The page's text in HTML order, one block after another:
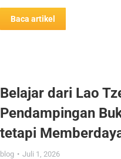
Baca artikel
Belajar dari Lao
Pendampingan
tetapi
blog Juli 1, 2026